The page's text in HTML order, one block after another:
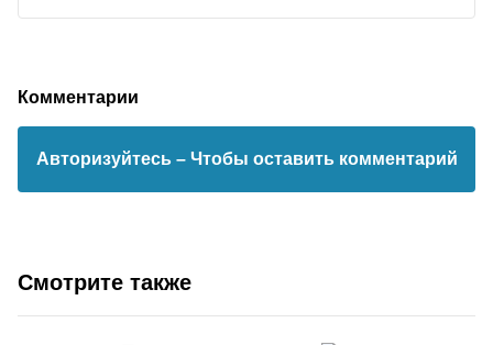
Комментарии
Авторизуйтесь – Чтобы оставить комментарий
Смотрите также